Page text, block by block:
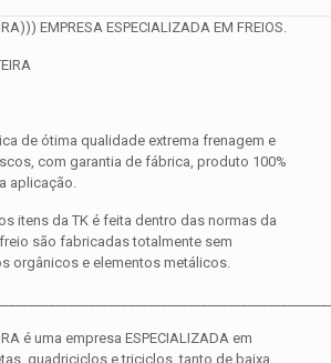
EMPRESA ESPECIALIZADA EM FREIOS.
de ótima qualidade extrema frenagem e
com garantia de fábrica, produto 100%
aplicação.
itens da TK é feita dentro das normas da
são fabricadas totalmente sem
orgânicos e elementos metálicos.
é uma empresa ESPECIALIZADA em
quadriciclos e triciclos, tanto de baixa